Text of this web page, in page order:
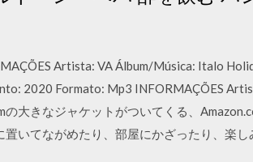
Artista: VA Álbum/Música: Italo
2020 Formato: Mp3 INFORMAÇÕES
大きなジャケットがついてくる、
いてながめたり、部屋にかざったり、楽し